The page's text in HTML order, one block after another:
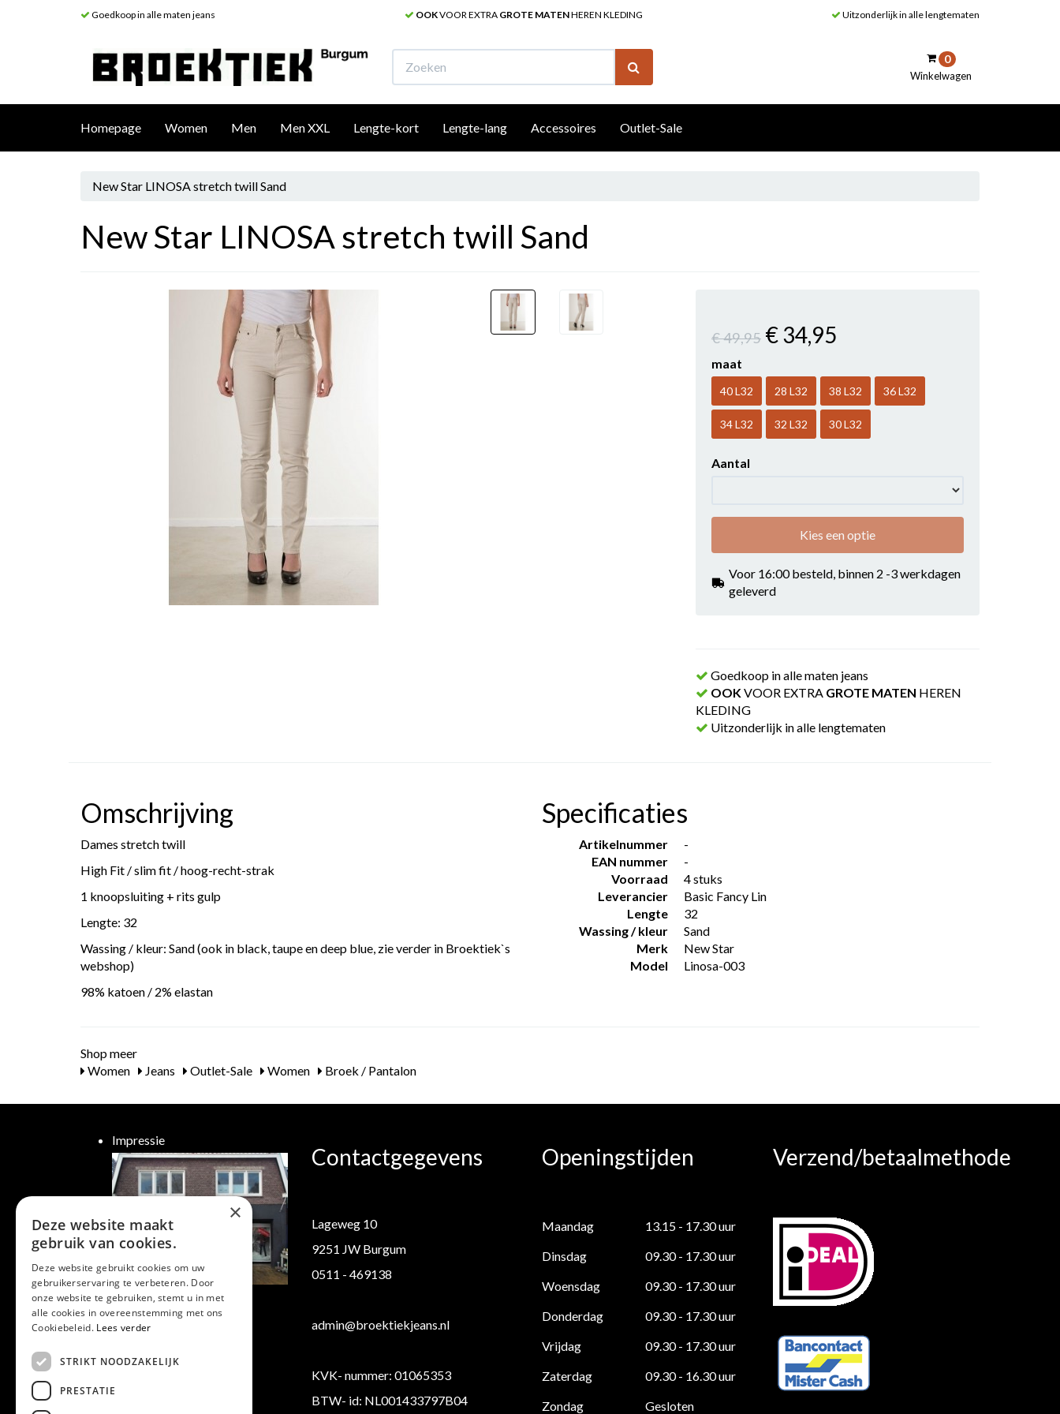
Goedkoop in alle maten jeans OOKVOOR EXTRA GROTE MATENHEREN KLEDING Uitzonderlijk in alle lengtematen
0
Winkelwagen
Homepage Women Men Men XXL Lengte-kort Lengte-lang Accessoires Outlet-Sale
New Star LINOSA stretch twill Sand
New Star LINOSA stretch twill Sand
€ 49,95 € 34,95
maat
40 L32 28 L32 38 L32 36 L32
34 L32 32 L32 30 L32
Aantal
Kies een optie
Voor 16:00 besteld, binnen 2 -3 werkdagen
geleverd
Goedkoop in alle maten jeans
OOKVOOR EXTRA GROTE MATEN HEREN
KLEDING
Uitzonderlijk in alle lengtematen
Omschrijving
Dames stretch twill
High Fit / slim fit / hoog-recht-strak
1 knoopsluiting + rits gulp
Lengte: 32
Wassing / kleur: Sand (ook in black, taupe en deep blue, zie verder in Broektiek`s
webshop)
98% katoen / 2% elastan
Specificaties
Artikelnummer
-
EAN nummer
-
Voorraad
4 stuks
Leverancier
Basic Fancy Lin
Lengte
32
Wassing / kleur
Sand
Merk
New Star
Model
Linosa-003
Shop meer
Women
Jeans Outlet-Sale Women Broek / Pantalon
Impressie
Klantenservice
Verzending/ Retourneren
Contactgegevens
Lageweg 10
9251 JW Burgum
0511 - 469138
admin@broektiekjeans.nl
KVK- nummer: 01065353
BTW- id: NL001433797B04
Openingstijden
Maandag
13.15 - 17.30 uur
Dinsdag
09.30 - 17.30 uur
Woensdag
09.30 - 17.30 uur
Donderdag
09.30 - 17.30 uur
Vrijdag
09.30 - 17.30 uur
Zaterdag
09.30 - 16.30 uur
Zondag
Gesloten
Verzend/betaalmethode
×
Deze website maakt
gebruik van cookies.
Deze website gebruikt cookies om uw
gebruikerservaring te verbeteren. Door
onze website te gebruiken, stemt u in met
alle cookies in overeenstemming met ons
Cookiebeleid. Lees verder
STRIKT NOODZAKELIJK
PRESTATIE